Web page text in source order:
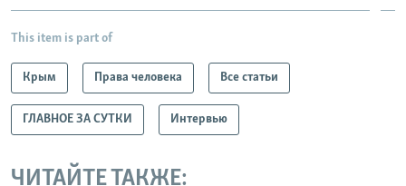
This item is part of
Крым Права человека Все статьи
ГЛАВНОЕ ЗА СУТКИ Интервью
ЧИТАЙТЕ ТАКЖЕ: